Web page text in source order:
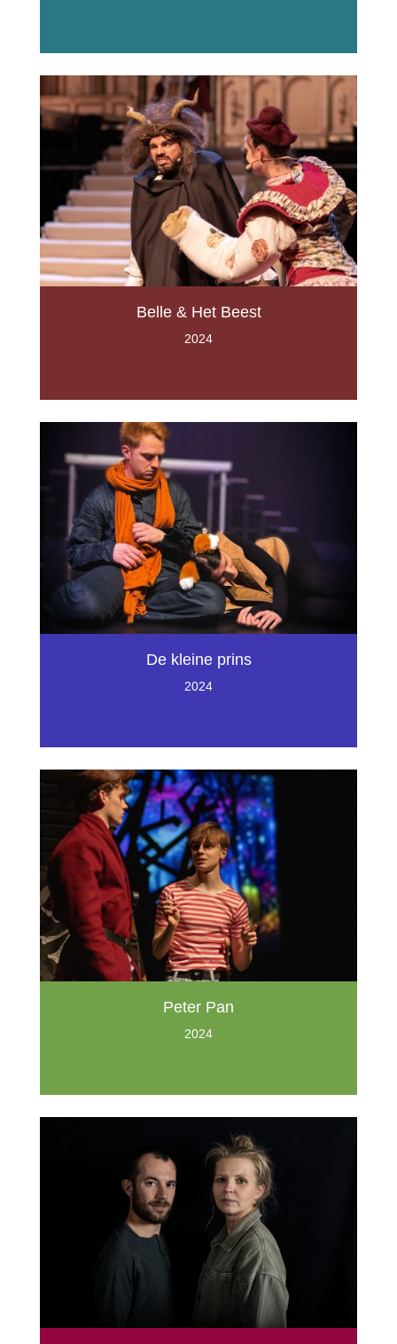
Belle & Het Beest
2024
De kleine prins
2024
Peter Pan
2024